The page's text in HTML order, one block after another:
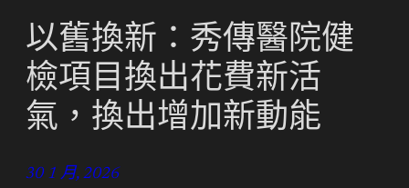
以舊換新：秀傳醫院健
檢項目換出花費新活
氣，換出增加新動能
30 1 月, 2026